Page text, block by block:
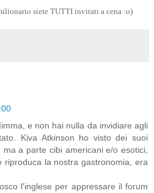
siete TUTTI invitati a cena :o)
e non hai nulla da invidiare agli
Kiva Atkinson ho visto dei suoi
ma a parte cibi americani e/o esotici,
riproduca la nostra gastronomia, era
l'inglese per appressare il forum